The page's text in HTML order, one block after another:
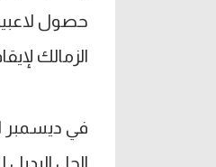
حصول
الزمالك
في ديسمبر
الحل